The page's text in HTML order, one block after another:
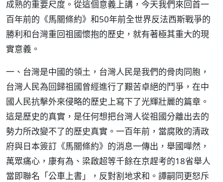
成熟的重要尺度。從這個意義上講，今天我們來回首一
百年前的《馬關條約》和50年前全世界反法西斯戰爭的
勝利和台灣重回祖國懷抱的歷史，就有著極其重大的現
實意義。
一、台灣是中國的領土，台灣人民是我們的骨肉同胞，
台灣人民為回歸祖國曾經進行了艱苦卓絕的鬥爭，在中
國人民抗擊外來侵略的歷史上寫下了光輝壯麗的篇章。
這是歷史的真實，是任何想把台灣人從祖國分離出去的
勢力所改變不了的歷史真實。一百年前，當腐敗的清政
府與日本簽訂《馬關條約》的消息一傳出，舉國嘩然，
萬眾痛心，康有為、梁啟超等千餘在京趕考的18省舉人
當即聯名「公車上書」，反對割地求和。譚嗣同更怒斥